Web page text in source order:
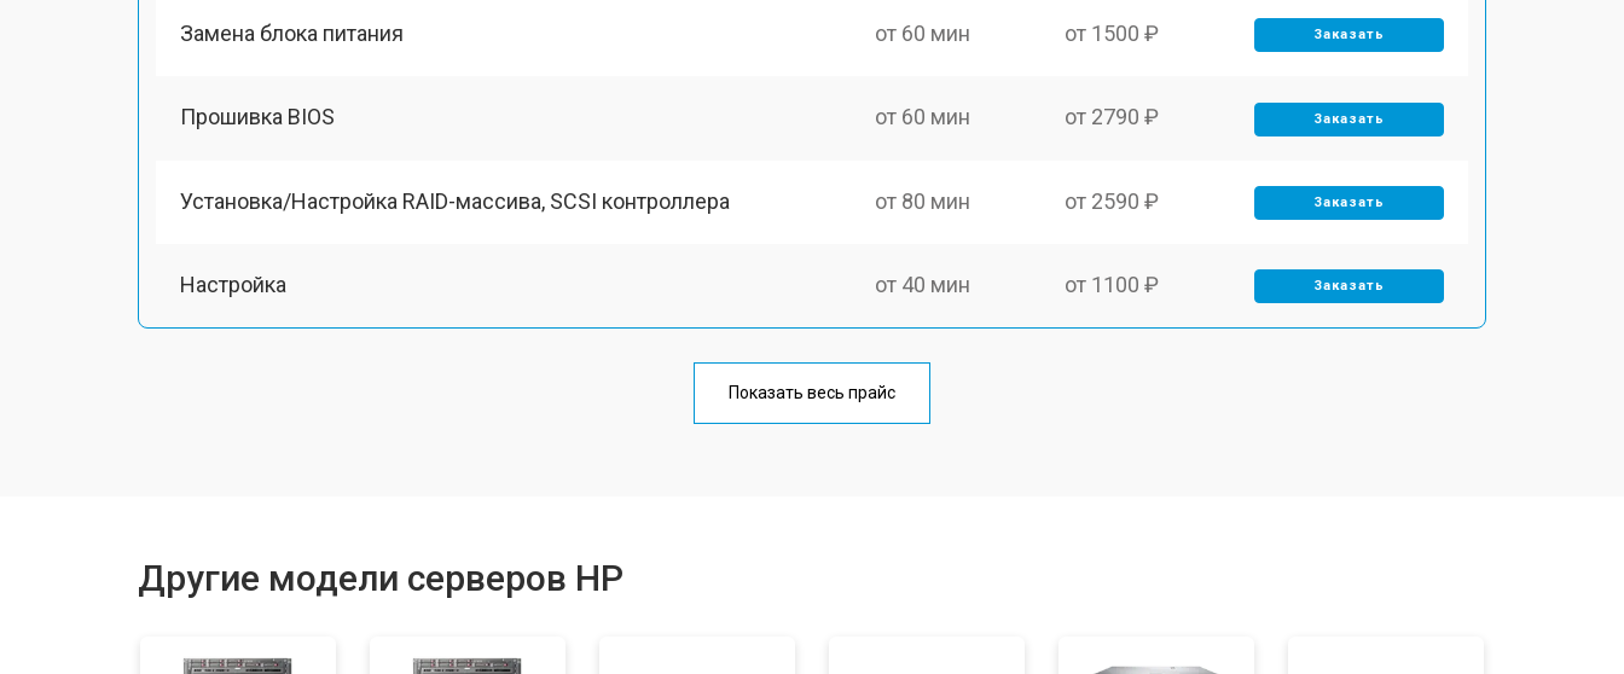
Замена блока питания от 60 мин от 1500 ₽ Заказать
Прошивка BIOS от 60 мин от 2790 ₽ Заказать
Установка/Настройка RAID-массива, SCSI контроллера от 80 мин от 2590 ₽ Заказать
Настройка от 40 мин от 1100 ₽ Заказать
Показать весь прайс
Другие модели серверов HP